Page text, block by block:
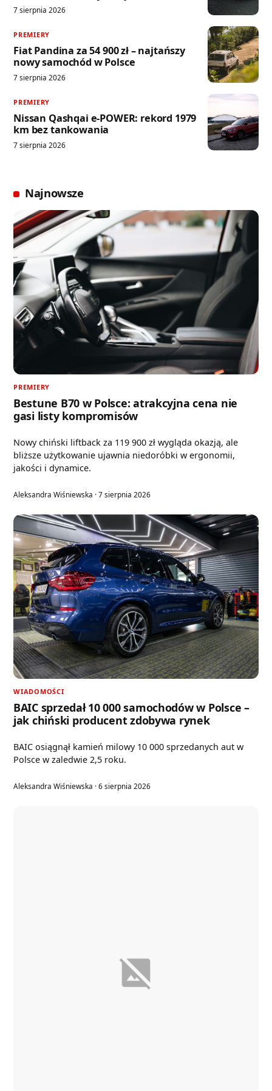
7 sierpnia 2026
PREMIERY
Fiat Pandina za 54 900 zł – najtańszy
nowy samochód w Polsce
7 sierpnia 2026
PREMIERY
Nissan Qashqai e-POWER: rekord 1979
km bez tankowania
7 sierpnia 2026
Najnowsze
PREMIERY
Bestune B70 w Polsce: atrakcyjna cena nie
gasi listy kompromisów
Nowy chiński liftback za 119 900 zł wygląda okazją, ale
bliższe użytkowanie ujawnia niedoróbki w ergonomii,
jakości i dynamice.
Aleksandra Wiśniewska · 7 sierpnia 2026
WIADOMOŚCI
BAIC sprzedał 10 000 samochodów w Polsce –
jak chiński producent zdobywa rynek
BAIC osiągnął kamień milowy 10 000 sprzedanych aut w
Polsce w zaledwie 2,5 roku.
Aleksandra Wiśniewska · 6 sierpnia 2026